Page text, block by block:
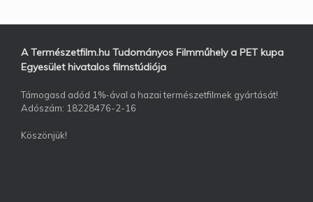
A Természetfilm.hu Tudományos Filmműhely a PET kupa
Egyesület hivatalos filmstúdiója
Támogasd adód 1%-ával a hazai természetfilmek gyártását!
Adószám: 18228476-2-16
Köszönjük!